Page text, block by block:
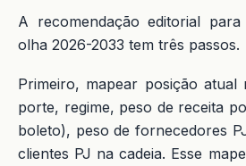
A recomendação editorial
olha 2026-2033 tem três passos.
Primeiro, mapear posição
porte, regime, peso de receita
boleto), peso de fornecedores
clientes PJ na cadeia. Esse